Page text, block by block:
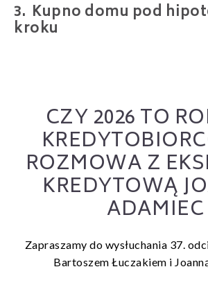
Kupno domu pod
kroku
CZY 2026 TO
ROZMOWA Z
KREDYTOWĄ
ADAMIEC
Zapraszamy do wysłuchania 37.
Bartoszem Łuczakiem i